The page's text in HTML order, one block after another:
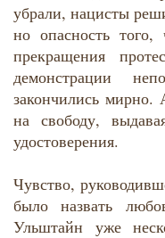
убрали, нацисты
но опасность
прекращения
демонстрации
закончились мирно.
на свободу,
удостоверения.
Чувство,
было назвать
Ульштайн уже